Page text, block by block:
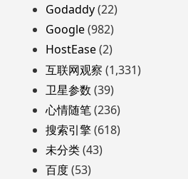
Godaddy(22)
Google(982)
HostEase(2)
互联网观察 (1,331)
卫星参数 (39)
心情随笔(236)
搜索引擎(618)
未分类(43)
百度(53)